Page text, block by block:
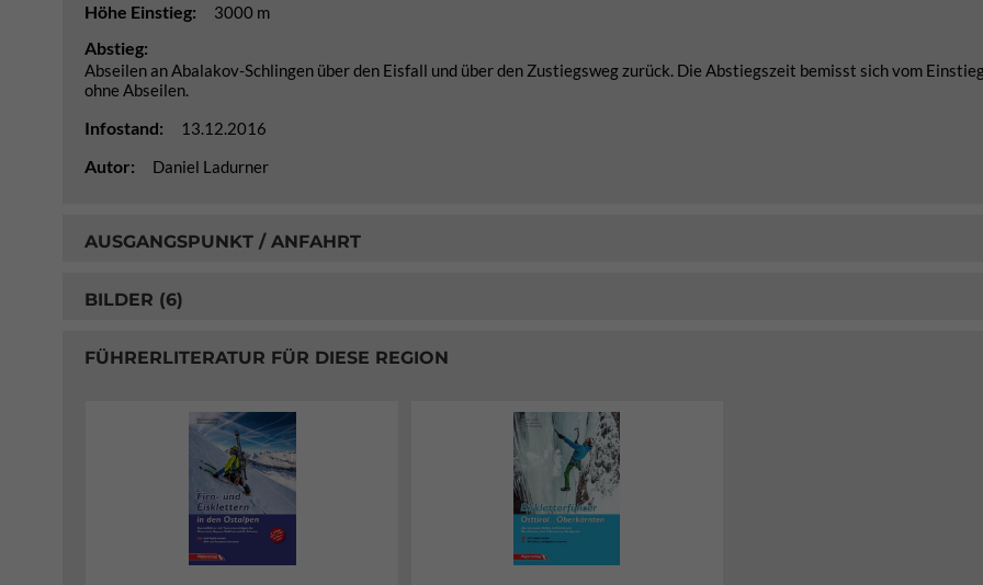
Höhe Einstieg: 3000 m
Abstieg:
Abseilen an Abalakov-Schlingen über den Eisfall und über den Zustiegsweg zurück. Die Abstiegszeit bemisst sich vom
ohne Abseilen.
Infostand: 13.12.2016
Autor: Daniel Ladurner
AUSGANGSPUNKT / ANFAHRT
BILDER (6)
FÜHRERLITERATUR FÜR DIESE REGION